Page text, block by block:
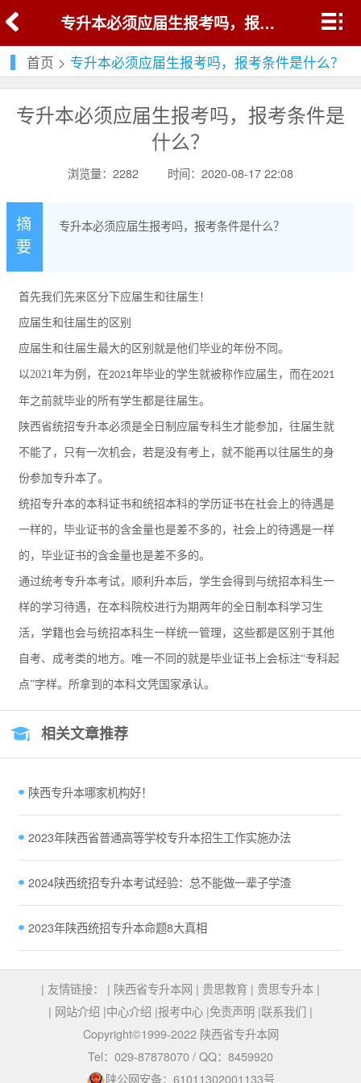
专升本必须应届生报考吗，报考条件是什么？
首页 > 专升本必须应届生报考吗，报考条件是什么？
专升本必须应届生报考吗，报考条件是
什么？
浏览量：2282 时间：2020-08-17 22:08
摘
要
专升本必须应届生报考吗，报考条件是什么？
首先我们先来区分下应届生和往届生！
应届生和往届生的区别
应届生和往届生最大的区别就是他们毕业的年份不同。
以 2021年为例，在2021年毕业的学生就被称作应届生，而在2021
年之前就毕业的所有学生都是往届生。
陕西省统招专升本必须是全日制应届专科生才能参加，往届生就
不能了，只有一次机会，若是没有考上，就不能再以往届生的身
份参加专升本了。
统招专升本的本科证书和统招本科的学历证书在社会上的待遇是
一样的，毕业证书的含金量也是差不多的，社会上的待遇是一样
的，毕业证书的含金量也是差不多的。
通过统考专升本考试，顺利升本后，学生会得到与统招本科生一
样的学习待遇，在本科院校进行为期两年的全日制本科学习生
活，学籍也会与统招本科生一样统一管理，这些都是区别于其他
自考、成考类的地方。唯一不同的就是毕业证书上会标注“专科起
点”字样。所拿到的本科文凭国家承认。
相关文章推荐
陕西专升本哪家机构好！
2023年陕西省普通高等学校专升本招生工作实施办法
2024陕西统招专升本考试经验：总不能做一辈子学渣
2023年陕西统招专升本命题8大真相
| 友情链接： | 陕西省专升本网 | 贵思教育 | 贵思专升本 |
| 网站介绍 |中心介绍 |报考中心 |免责声明 |联系我们 |
Copyright©1999-2022 陕西省专升本网
Tel：029-87878070 / QQ：8459920
陕公网安备：61011302001133号